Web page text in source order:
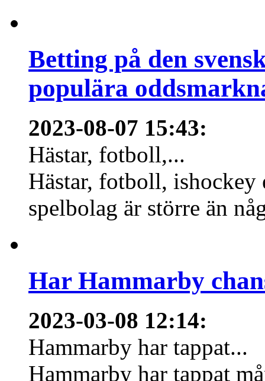
Betting på den
populära
2023-08-07 15:43:
Hästar, fotboll,...
Hästar, fotboll,
spelbolag är större än
Har Hammarby
2023-03-08 12:14:
Hammarby har tappat...
Hammarby har tappat